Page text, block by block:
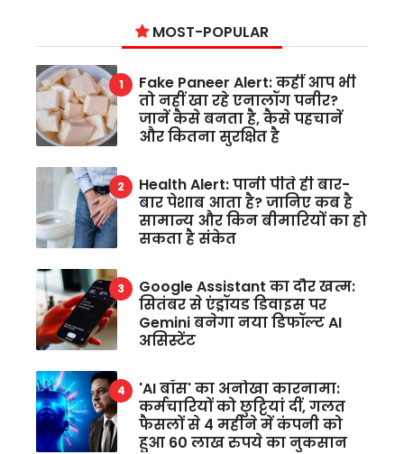
MOST-POPULAR
Fake Paneer Alert: कहीं आप भी
तो नहीं खा रहे एनालॉग पनीर?
जानें कैसे बनता है, कैसे पहचानें
और कितना सुरक्षित है
Health Alert: पानी पीते ही बार-
बार पेशाब आता है? जानिए कब है
सामान्य और किन बीमारियों का हो
सकता है संकेत
Google Assistant का दौर खत्म:
सितंबर से एंड्रॉयड डिवाइस पर
Gemini बनेगा नया डिफॉल्ट AI
असिस्टेंट
'AI बॉस' का अनोखा कारनामा:
कर्मचारियों को छुट्टियां दीं, गलत
फैसलों से 4 महीने में कंपनी को
हुआ 60 लाख रुपये का नुकसान